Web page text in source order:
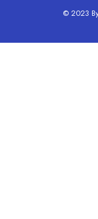
© 2023